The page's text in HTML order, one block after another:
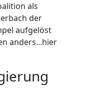
als
der
aufgelöst
anders...hier